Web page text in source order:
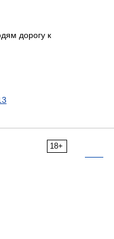
дорогу к
18+